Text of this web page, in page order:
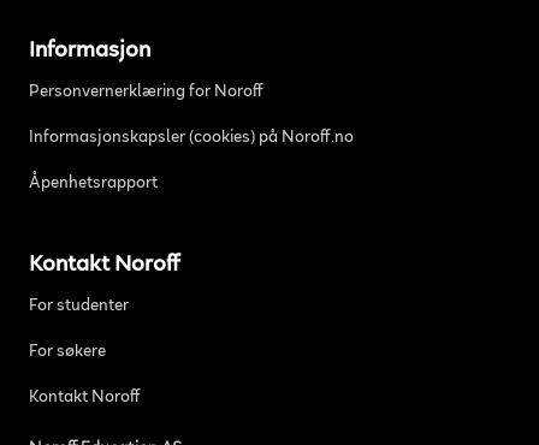
Informasjon
Personvernerklæring for Noroff
Informasjonskapsler (cookies) på Noroff.no
Åpenhetsrapport
Kontakt Noroff
For studenter
For søkere
Kontakt Noroff